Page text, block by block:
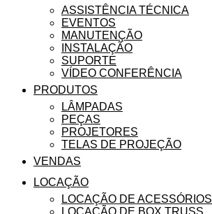
ASSISTÊNCIA TÉCNICA
EVENTOS
MANUTENÇÃO
INSTALAÇÃO
SUPORTE
VÍDEO CONFERÊNCIA
PRODUTOS
LÂMPADAS
PEÇAS
PROJETORES
TELAS DE PROJEÇÃO
VENDAS
LOCAÇÃO
LOCAÇÃO DE ACESSÓRIOS
LOCAÇÃO DE BOX TRUSS